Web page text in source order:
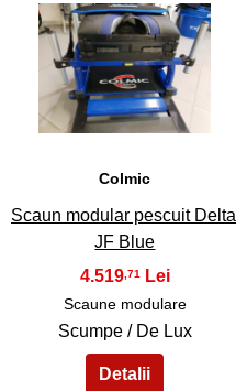
41
Colmic
Scaun modular pescuit Delta
JF Blue
4.519,71
Scaune modulare
Scumpe / De Lux